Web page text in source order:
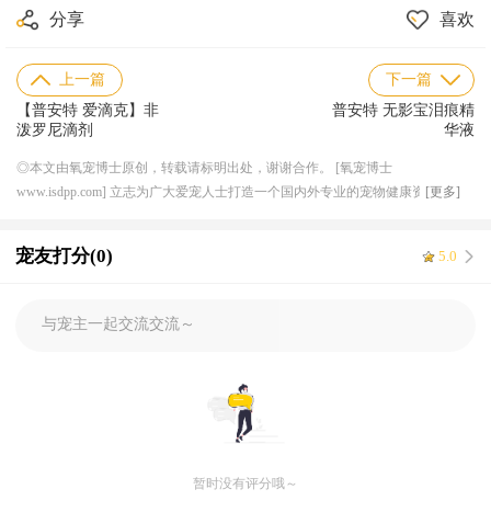
188******79 问诊水族相关问题
139******68 问诊异宠相关问题
184******87 问诊狗狗相关问题
153******84 问诊鸟类相关问题
分享 喜欢
上一篇
【普安特 爱滴克】非
泼罗尼滴剂
下一篇
普安特 无影宝泪痕精
华液
◎本文由氧宠博士原创，转载请标明出处，谢谢合作。 [氧宠博士
www.isdpp.com] 立志为广大爱宠人士打造一个国内外专业的宠物健康资讯平
优势，提供一体化服务，解决宠物健康需求。
[更多]
宠友打分(0) 5.0
与宠主一起交流交流～
暂时没有评分哦～